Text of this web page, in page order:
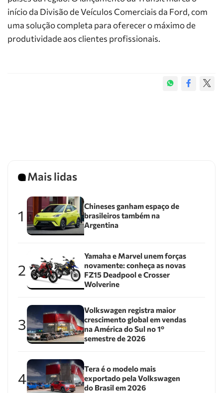
início da Divisão de Veículos Comerciais da Ford, com
uma solução completa para oferecer o máximo de
produtividade aos clientes profissionais.
Mais lidas
1
Chineses ganham espaço de
brasileiros também na
Argentina
2
Yamaha e Marvel unem forças
novamente: conheça as novas
FZ15 Deadpool e Crosser
Wolverine
3
Volkswagen registra maior
crescimento global em vendas
na América do Sul no 1º
semestre de 2026
4
Tera é o modelo mais
exportado pela Volkswagen
do Brasil em 2026